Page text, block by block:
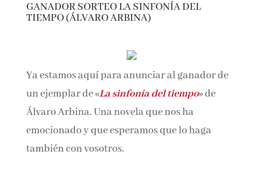
GANADOR SORTEO LA SINFONÍA DEL
TIEMPO (ÁLVARO ARBINA)
Ya estamos aquí para anunciar al ganador de
un ejemplar de «La sinfonía del tiempo» de
Álvaro Arbina. Una novela que nos ha
emocionado y que esperamos que lo haga
también con vosotros.
reseñas directamente en tu bandeja de entrada.
Nombre*
Email*